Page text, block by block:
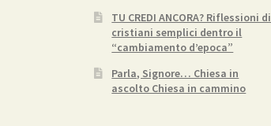
TU CREDI ANCORA? Riflessioni di
cristiani semplici dentro il
“cambiamento d’epoca”
Parla, Signore… Chiesa in
ascolto Chiesa in cammino